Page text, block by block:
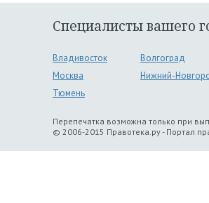
Специалисты вашего
Владивосток
Волгоград
Москва
Нижний-
Тюмень
Перепечатка возможна только при
© 2006-2015 Правотека.ру - Портал